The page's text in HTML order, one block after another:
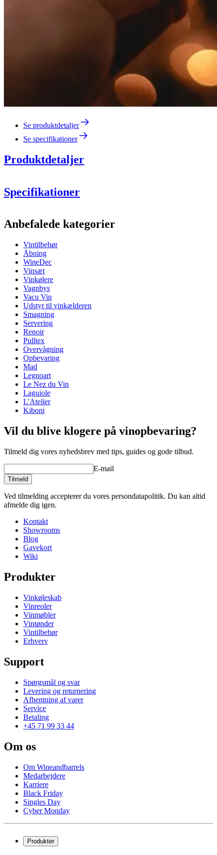
Se produktdetaljer
Se specifikationer
Produktdetaljer
Specifikationer
Produktnummer
Generelt
14-dages fortrydelsesret
Ingen garanti
Dimensioner (BxHxD cm)
Vægt (kg)0.6
Anbefalede kategorier
Vintilbehør
Åbning
WineDec
Vinsæt
Vinkølere
Vagnbys
Vacu Vin
Udstyr til vinkælderen
Smagning
Servering
Renoir
Pulltex
Overvågning
Opbevaring
Mad
Legnoart
Le Nez du Vin
Laguiole
L'Atelier
Kiboni
Vil du blive klogere på vinopbevaring?
Tilmeld dig vores nyhedsbrev med tips, guides og gode tilbud.
E-mail
Tilmeld
Ved tilmelding accepterer du vores persondatapolitik. Du kan altid
afmelde dig igen.
Kontakt
Showrooms
Blog
Gavekort
Wiki
Produkter
Vinkøleskab
Vinreoler
Vinmøbler
Vintønder
Vintilbehør
Erhverv
Support
Spørgsmål og svar
Levering og returnering
Afhentning af varer
Service
Betaling
+45 71 99 33 44
Om os
Om Wineandbarrels
Medarbejdere
Karriere
Black Friday
Singles Day
Cyber Monday
Produkter